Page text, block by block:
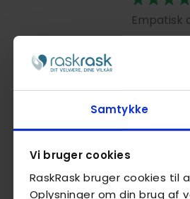
Samtykke
Vi bruger cookies
RaskRask bruger cookies
Oplysninger om din brug af
Empatisk
Meget
Hun
God